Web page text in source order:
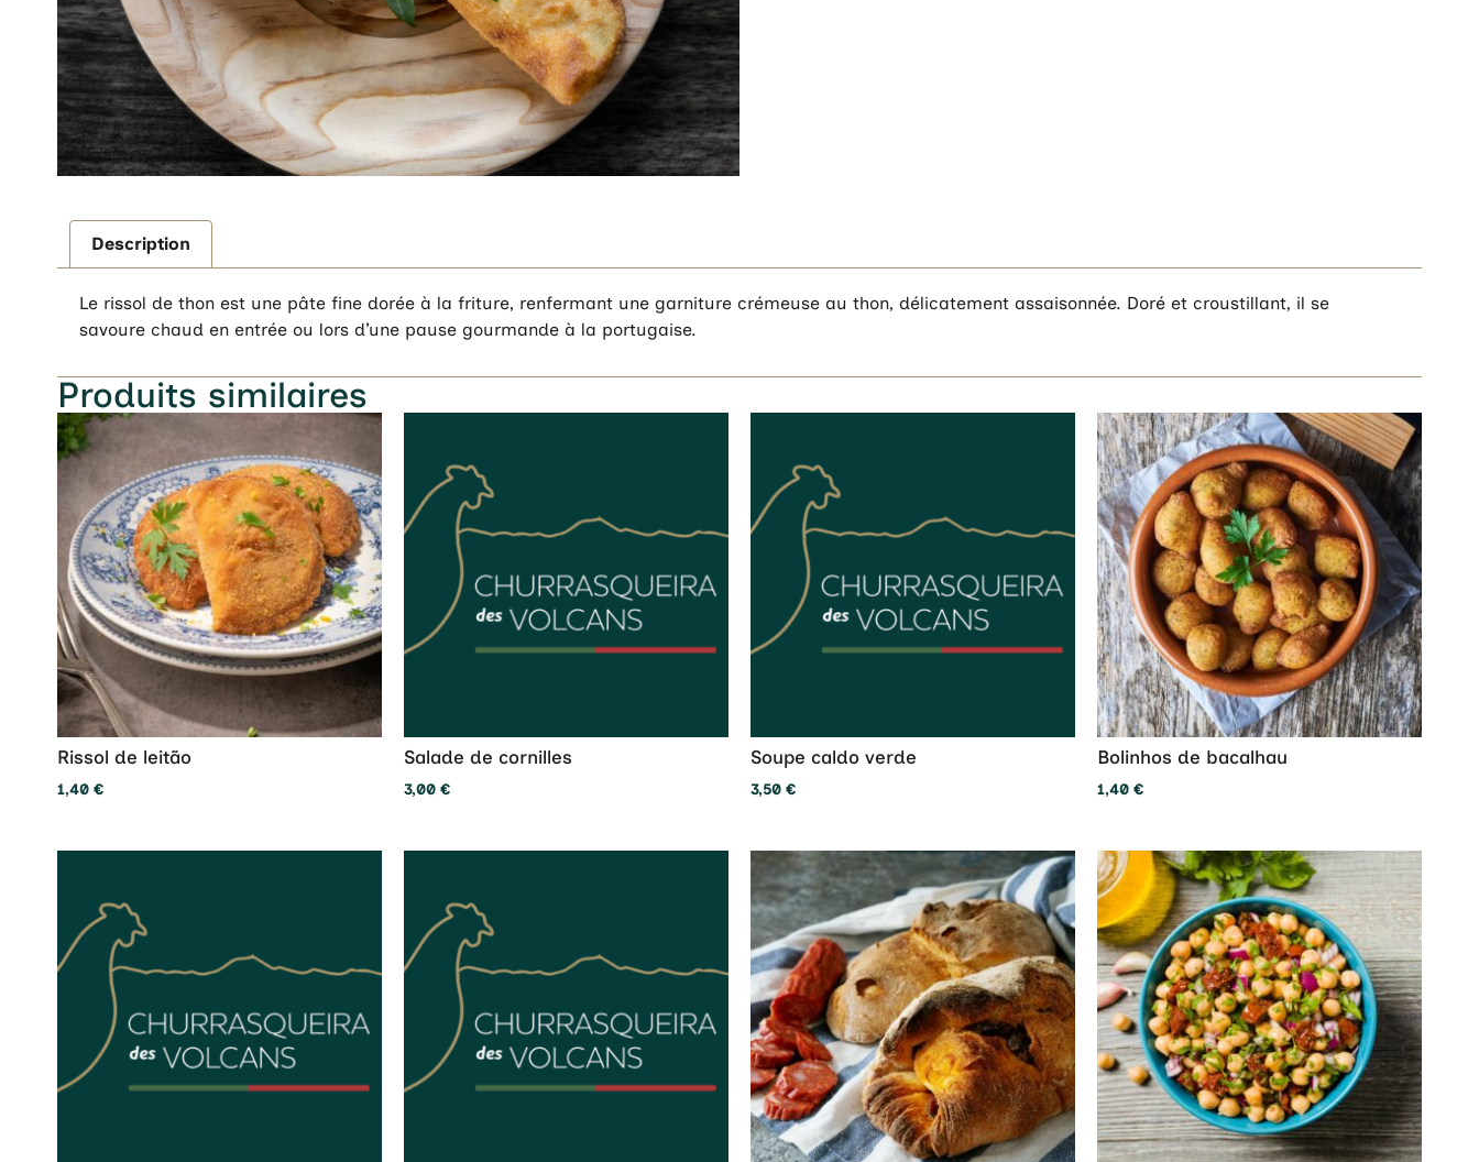
Description
Le rissol de thon est une pâte fine dorée à la friture, renfermant une garniture crémeuse au thon, délicatement assaisonnée. Doré et croustillant, il se
savoure chaud en entrée ou lors d’une pause gourmande à la portugaise.
Produits similaires
Rissol de leitão
1,40 €
Salade de cornilles
3,00 €
Soupe caldo verde
3,50 €
Bolinhos de bacalhau
1,40 €